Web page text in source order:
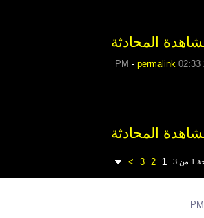
المحادثة
02:33 PM
- permalink
المحادثة
3
1
2
3
>